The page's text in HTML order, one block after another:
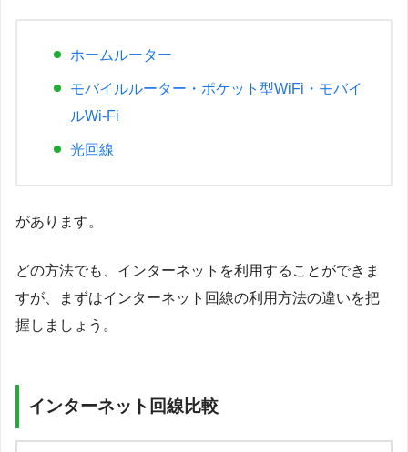
ホームルーター
モバイルルーター・ポケット型WiFi・モバイ
ルWi-Fi
光回線
があります。
どの方法でも、インターネットを利用することができま
すが、まずはインターネット回線の利用方法の違いを把
握しましょう。
インターネット回線比較